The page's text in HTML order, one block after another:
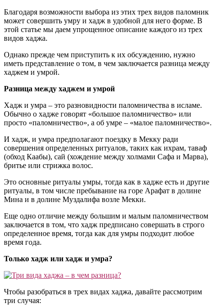
Благодаря возможности выбора из этих трех видов паломник
может совершить умру и хадж в удобной для него форме. В
этой статье мы даем упрощенное описание каждого из трех
видов хаджа.
Однако прежде чем приступить к их обсуждению, нужно
иметь представление о том, в чем заключается разница между
хаджем и умрой.
Разница между хаджем и умрой
Хадж и умра – это разновидности паломничества в исламе.
Обычно о хадже говорят «большое паломничество» или
просто «паломничество», а об умре – «малое паломничество».
И хадж, и умра предполагают поездку в Мекку ради
совершения определенных ритуалов, таких как ихрам, таваф
(обход Каабы), сай (хождение между холмами Сафа и Марва),
бритье или стрижка волос.
Это основные ритуалы умры, тогда как в хадже есть и другие
ритуалы, в том числе пребывание на горе Арафат в долине
Мина и в долине Муздалифа возле Мекки.
Еще одно отличие между большим и малым паломничеством
заключается в том, что хадж предписано совершать в строго
определенное время, тогда как для умры подходит любое
время года.
Только хадж или хадж и умра?
Чтобы разобраться в трех видах хаджа, давайте рассмотрим
три случая: